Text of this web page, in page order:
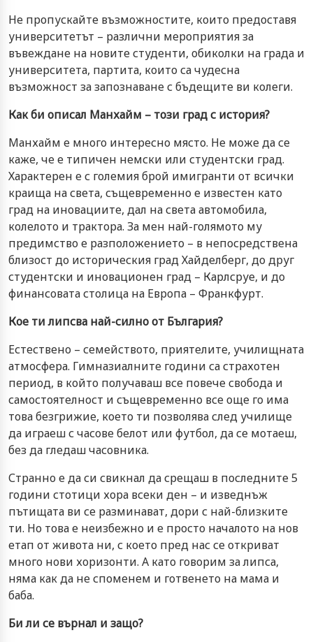
Не пропускайте възможностите, които предоставя
университетът – различни мероприятия за
въвеждане на новите студенти, обиколки на града и
университета, партита, които са чудесна
възможност за запознаване с бъдещите ви колеги.
Как би описал Манхайм – този град с история?
Манхайм е много интересно място. Не може да се
каже, че е типичен немски или студентски град.
Характерен е с големия брой имигранти от всички
краища на света, същевременно е известен като
град на иновациите, дал на света автомобила,
колелото и трактора. За мен най-голямото му
предимство е разположението – в непосредствена
близост до историческия град Хайделберг, до друг
студентски и иновационен град – Карлсруе, и до
финансовата столица на Европа – Франкфурт.
Кое ти липсва най-силно от България?
Естествено – семейството, приятелите, училищната
атмосфера. Гимназиалните години са страхотен
период, в който получаваш все повече свобода и
самостоятелност и същевременно все още го има
това безгрижие, което ти позволява след училище
да играеш с часове белот или футбол, да се мотаеш,
без да гледаш часовника.
Странно е да си свикнал да срещаш в последните 5
години стотици хора всеки ден – и изведнъж
пътищата ви се разминават, дори с най-близките
ти. Но това е неизбежно и е просто началото на нов
етап от живота ни, с което пред нас се откриват
много нови хоризонти. А като говорим за липса,
няма как да не споменем и готвенето на мама и
баба.
Би ли се върнал и защо?